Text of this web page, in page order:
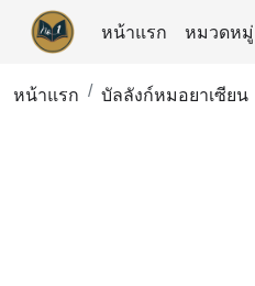
หน้าแรก หมวดหมู่
หน้าแรก บัลลังก์หมอยาเซียน